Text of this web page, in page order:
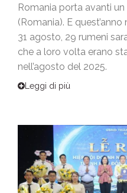
Romania porta avanti
(Romania). E
31 agosto, 29 rumeni
che a loro volta erano
nell’agosto del 2025.
Leggi di più